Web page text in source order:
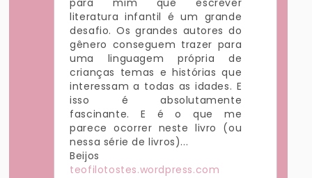
para mim que escrever
literatura infantil é um grande
desafio. Os grandes autores do
gênero conseguem trazer para
uma linguagem própria de
crianças temas e histórias que
interessam a todas as idades. E
isso é absolutamente
fascinante. E é o que me
parece ocorrer neste livro (ou
nessa série de livros)...
Beijos
teofilotostes.wordpress.com